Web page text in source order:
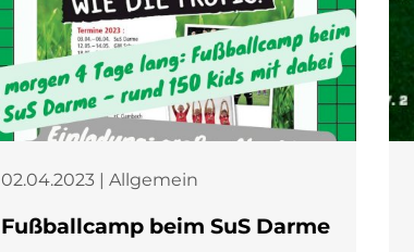
02.04.2023 | Allgemein
Fußballcamp beim SuS Darme